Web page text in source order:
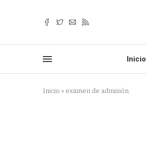
Inicio
Inicio » examen de admisión